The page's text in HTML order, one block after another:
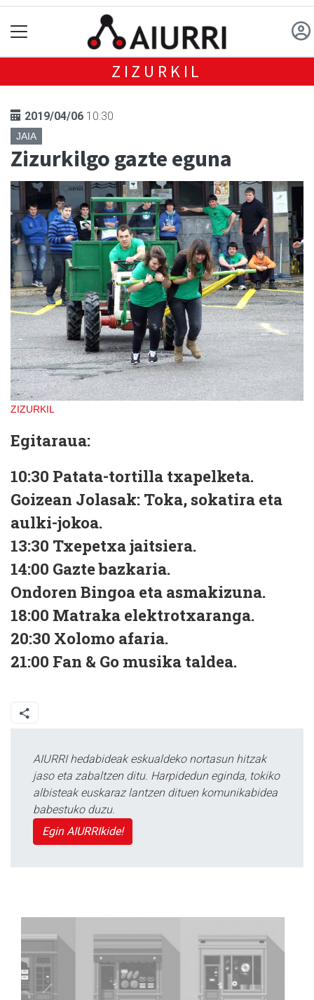
ZIZURKIL
2019/04/06 10:30
JAIA
Zizurkilgo gazte eguna
ZIZURKIL
Egitaraua:
10:30 Patata-tortilla txapelketa.
Goizean Jolasak: Toka, sokatira eta
aulki-jokoa.
13:30 Txepetxa jaitsiera.
14:00 Gazte bazkaria.
Ondoren Bingoa eta asmakizuna.
18:00 Matraka elektrotxaranga.
20:30 Xolomo afaria.
21:00 Fan & Go musika taldea.
AIURRI hedabideak eskualdeko nortasun hitzak
jaso eta zabaltzen ditu. Harpidedun eginda, tokiko
albisteak euskaraz lantzen dituen komunikabidea
babestuko duzu.
Egin AIURRIkide!